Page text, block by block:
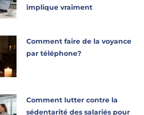
implique vraiment
Comment faire de la voyance
par téléphone?
Comment lutter contre la
sédentarité des salariés pour